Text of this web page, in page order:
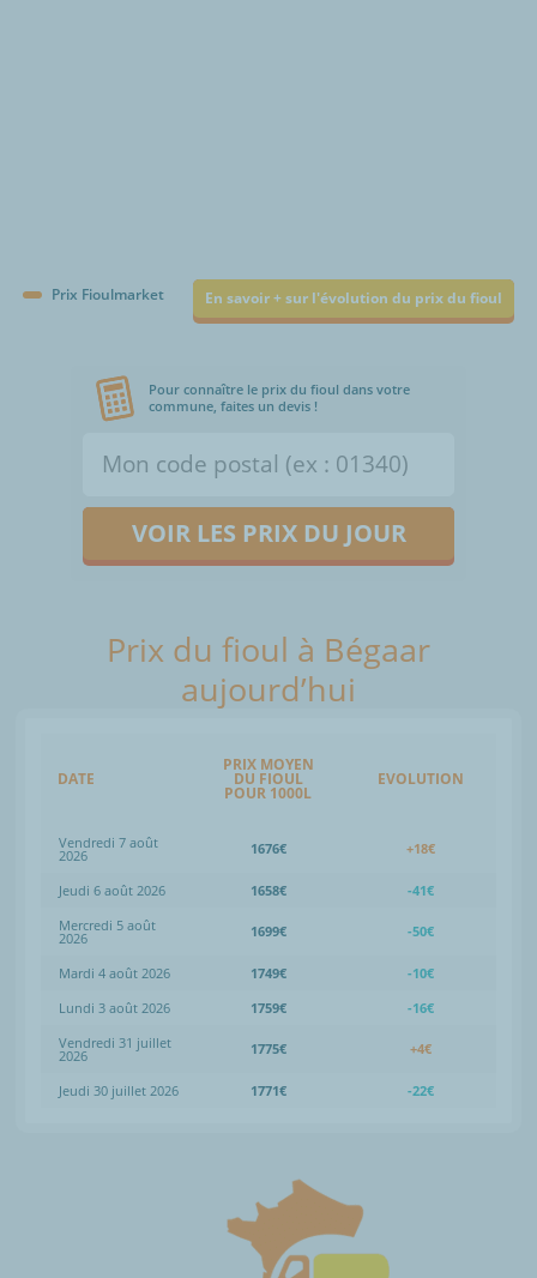
Prix Fioulmarket En savoir + sur l'évolution du prix du fioul
Pour connaître le prix du fioul dans votre
commune, faites un devis !
VOIR LES PRIX DU JOUR
Prix du fioul à Bégaar
aujourd’hui
DATE
PRIX MOYEN
DU FIOUL
POUR 1000L
EVOLUTION
Vendredi 7 août
2026 1676€ +18€
Jeudi 6 août 2026 1658€
-41€
Mercredi 5 août
2026 1699€ -50€
Mardi 4 août 2026 1749€
-10€
Lundi 3 août 2026
1759€
-16€
Vendredi 31 juillet
2026 1775€ +4€
Jeudi 30 juillet 2026 1771€ -22€